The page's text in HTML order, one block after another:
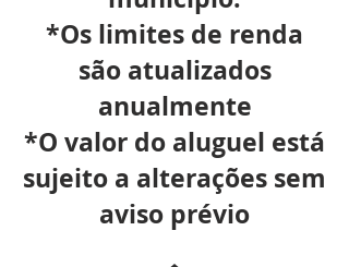
*Os limites de renda
são atualizados
anualmente
*O valor do aluguel está
sujeito a alterações sem
aviso prévio